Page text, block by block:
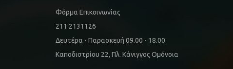
Φόρμα Επικοινωνίας
211 2131126
Δευτέρα - Παρασκευή 09.00 - 18.00
Καποδιστρίου 22, Πλ. Κάνιγγος Ομόνοια